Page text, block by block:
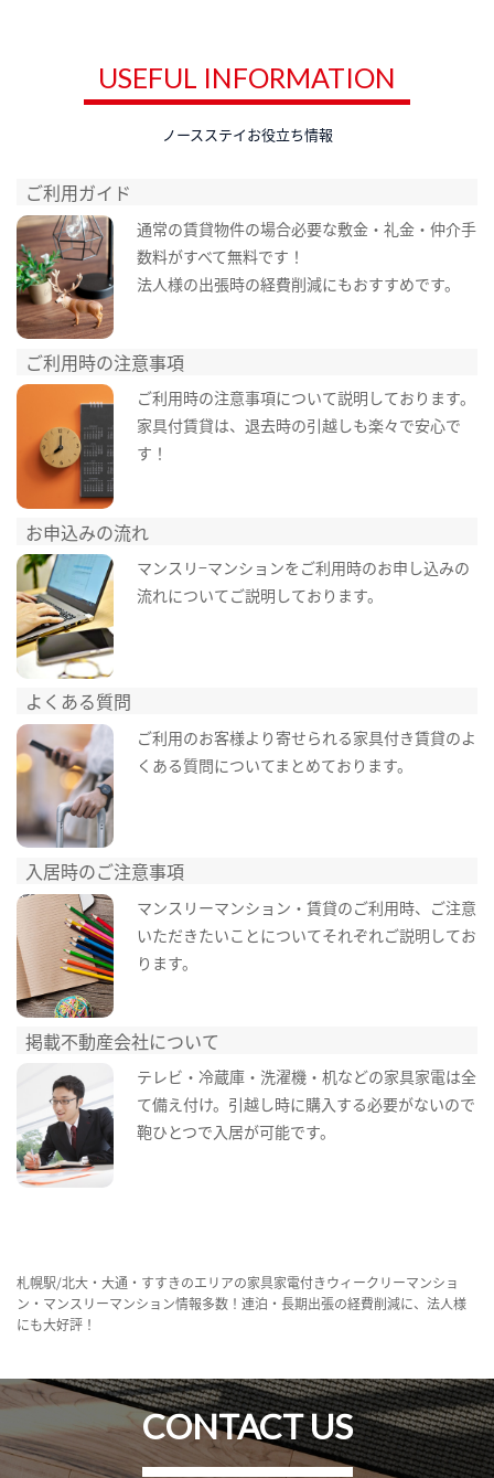
USEFUL INFORMATION
ノースステイお役立ち情報
ご利用ガイド
通常の賃貸物件の場合必要な敷金・礼金・仲介手
数料がすべて無料です！
法人様の出張時の経費削減にもおすすめです。
ご利用時の注意事項
ご利用時の注意事項について説明しております。
家具付賃貸は、退去時の引越しも楽々で安心で
す！
お申込みの流れ
マンスリ−マンションをご利用時のお申し込みの
流れについてご説明しております。
よくある質問
ご利用のお客様より寄せられる家具付き賃貸のよ
くある質問についてまとめております。
入居時のご注意事項
マンスリーマンション・賃貸のご利用時、ご注意
いただきたいことについてそれぞれご説明してお
ります。
掲載不動産会社について
テレビ・冷蔵庫・洗濯機・机などの家具家電は全
て備え付け。引越し時に購入する必要がないので
鞄ひとつで入居が可能です。
札幌駅/北大・大通・すすきのエリアの家具家電付きウィークリーマンショ
ン・マンスリーマンション情報多数！連泊・長期出張の経費削減に、法人様
にも大好評！
CONTACT US